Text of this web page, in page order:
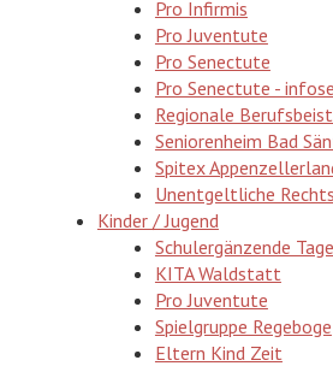
Pro Infirmis
Pro Juventute
Pro Senectute
Pro Senectute -
Regionale
Seniorenheim Bad
Spitex
Unentgeltliche
Kinder / Jugend
Schulergänzende
KITA Waldstatt
Pro Juventute
Spielgruppe Regeboge
Eltern Kind Zeit